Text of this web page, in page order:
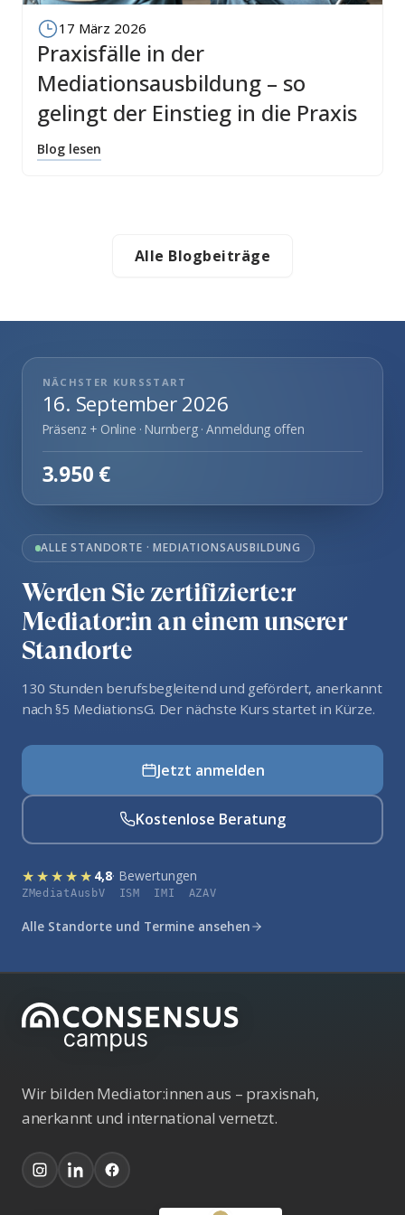
17 März 2026
Praxisfälle in der
Mediationsausbildung – so
gelingt der Einstieg in die Praxis
Blog lesen
Alle Blogbeiträge
ALLE STANDORTE · MEDIATIONSAUSBILDUNG
Werden Sie zertifizierte:r
Mediator:in an einem unserer
Standorte
130 Stunden berufsbegleitend und gefördert, anerkannt
nach §5 MediationsG. Der nächste Kurs startet in Kürze.
Jetzt anmelden
Kostenlose Beratung
★★★★★ 4,8· Bewertungen
ZMediatAusbV ISM IMI AZAV
Alle Standorte und Termine ansehen
NÄCHSTER KURSSTART
16. September 2026
Präsenz + Online · Nurnberg · Anmeldung offen
3.950 €
Wir bilden Mediator:innen aus – praxisnah,
anerkannt und international vernetzt.